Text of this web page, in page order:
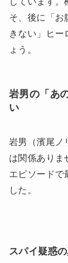
そ、後に「お
きない」ヒー
ょう。
岩男の「あ
い
岩男（濱尾ノ
は関係ありま
エピソードで
した。
スパイ疑惑